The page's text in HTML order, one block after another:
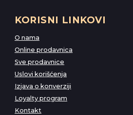
KORISNI LINKOVI
O nama
Online prodavnica
Sve prodavnice
Uslovi korišćenja
Izjava o konverziji
Loyalty program
Kontakt